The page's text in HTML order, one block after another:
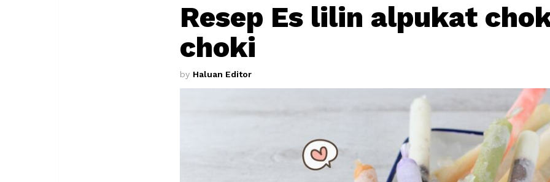
Resep Es lilin alpukat
choki
by Haluan Editor